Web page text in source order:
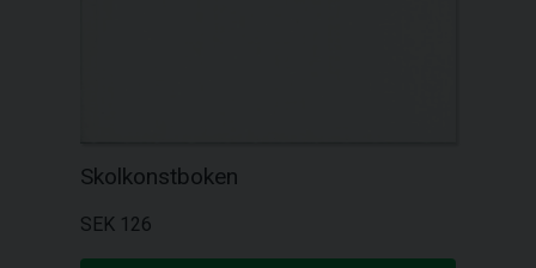
Skolkonstboken
SEK 126